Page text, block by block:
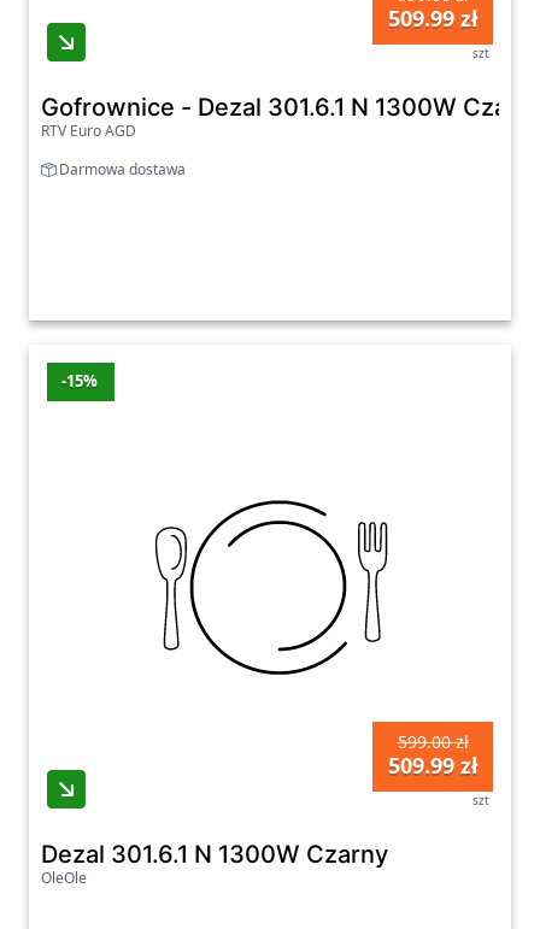
509.99 zł
szt
Gofrownice - Dezal 301.6.1 N 1300W
RTV Euro AGD
Darmowa dostawa
-15%
599.00 zł
509.99 zł
szt
Dezal 301.6.1 N 1300W Czarny
OleOle